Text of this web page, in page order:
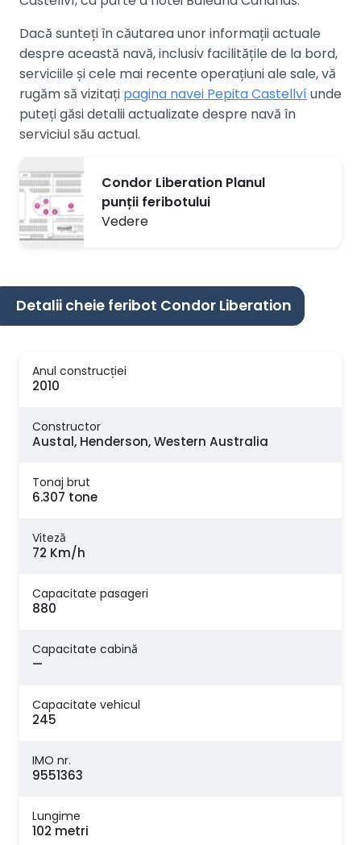
Dacă sunteți în căutarea unor informații actuale
despre această navă, inclusiv facilitățile de la bord,
serviciile și cele mai recente operațiuni ale sale, vă
rugăm să vizitați pagina navei Pepita Castellvíunde
puteți găsi detalii actualizate despre navă în
serviciul său actual.
Condor Liberation Planul
punții feribotului
Vedere
Detalii cheie feribot Condor Liberation
Anul construcției
2010
Constructor
Austal, Henderson, Western Australia
Tonaj brut
6.307 tone
Viteză
72 Km/h
Capacitate pasageri
880
Capacitate cabină
—
Capacitate vehicul
245
IMO nr.
9551363
Lungime
102 metri